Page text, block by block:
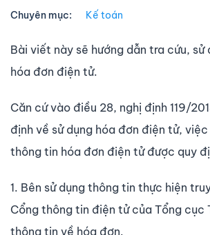
Chuyên mục: Kế toán
Bài viết này sẽ hướng dẫn tra cứu, sử
hóa đơn điện tử.
Căn cứ vào điều 28, nghị định 119/
định về sử dụng hóa đơn điện tử,
thông tin hóa đơn điện tử được quy
1. Bên sử dụng thông tin thực hiện
Cổng thông tin điện tử của Tổng cục
thông tin về hóa đơn.